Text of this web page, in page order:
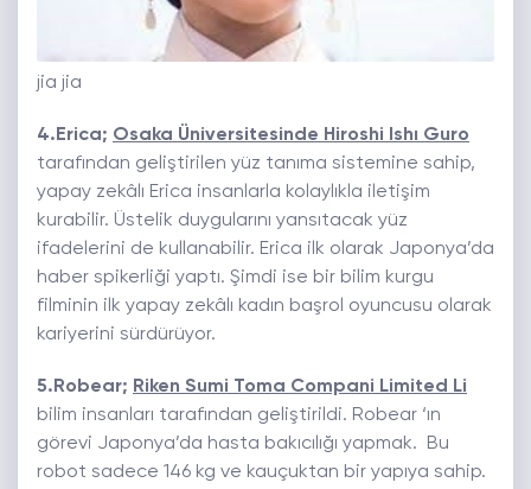
jia jia
4.Erica; Osaka Üniversitesinde Hiroshi Ishı Guro
tarafından geliştirilen yüz tanıma sistemine sahip,
yapay zekâlı Erica insanlarla kolaylıkla iletişim
kurabilir. Üstelik duygularını yansıtacak yüz
ifadelerini de kullanabilir. Erica ilk olarak Japonya’da
haber spikerliği yaptı. Şimdi ise bir bilim kurgu
filminin ilk yapay zekâlı kadın başrol oyuncusu olarak
kariyerini sürdürüyor.
5.Robear; Riken Sumi Toma Compani Limited Li
bilim insanları tarafından geliştirildi. Robear ‘ın
görevi Japonya’da hasta bakıcılığı yapmak. Bu
robot sadece 146 kg ve kauçuktan bir yapıya sahip.